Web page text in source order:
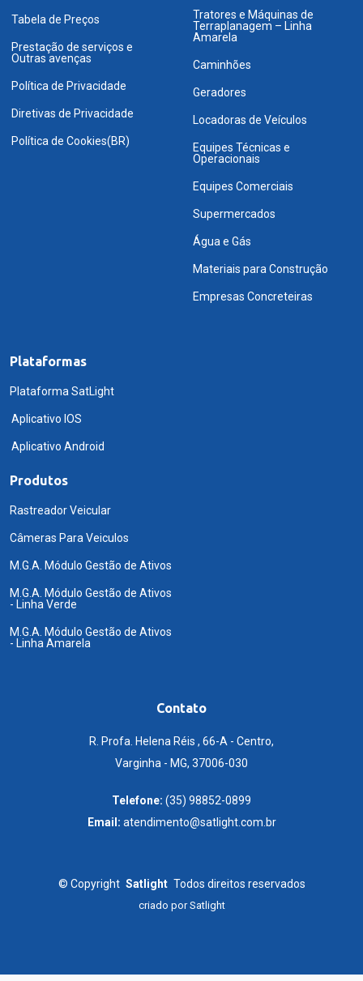
Tabela de Preços
Prestação de serviços e
Outras avenças
Política de Privacidade
Diretivas de Privacidade
Política de Cookies(BR)
Tratores e Máquinas de
Terraplanagem – Linha
Amarela
Caminhões
Geradores
Locadoras de Veículos
Equipes Técnicas e
Operacionais
Equipes Comerciais
Supermercados
Água e Gás
Materiais para Construção
Empresas Concreteiras
Plataformas
Plataforma SatLight
Aplicativo IOS
Aplicativo Android
Produtos
Rastreador Veicular
Câmeras Para Veiculos
M.G.A. Módulo Gestão de Ativos
M.G.A. Módulo Gestão de Ativos
- Linha Verde
M.G.A. Módulo Gestão de Ativos
- Linha Amarela
Contato
R. Profa. Helena Réis , 66-A - Centro,
Varginha - MG, 37006-030
Telefone: (35) 98852-0899
Email: atendimento@satlight.com.br
© Copyright Satlight Todos direitos reservados
criado porSatlight